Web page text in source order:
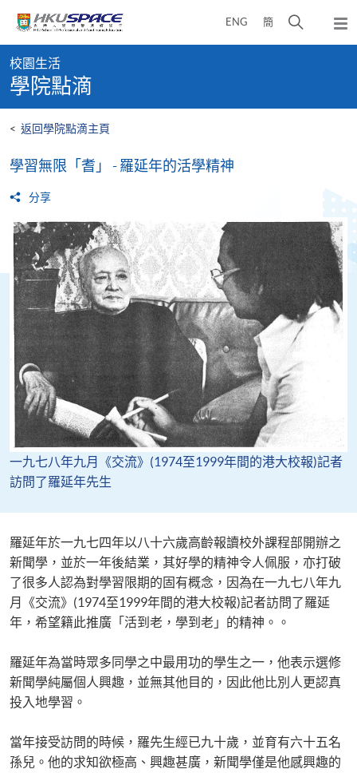
content
ENG 簡
開
彈
出
content
start
校園生活
學院點滴
< 返回學院點滴主頁
學習無限「耆」 - 羅延年的活學精神
分享
一九七八年九月《交流》(1974至1999年間的港大校報)記者
訪問了羅延年先生
羅延年於一九七四年以八十六歲高齡報讀校外課程部開辦之
新聞學，並於一年後結業，其好學的精神令人佩服，亦打破
了很多人認為對學習限期的固有概念，因為在一九七八年九
月《交流》(1974至1999年間的港大校報)記者訪問了羅延
年，希望籍此推廣「活到老，學到老」的精神。。
羅延年為當時眾多同學之中最用功的學生之一，他表示選修
新聞學純屬個人興趣，並無其他目的，因此他比別人更認真
投入地學習。
當年接受訪問的時候，羅先生經已九十歲，並育有六十五名
孫兒。他的求知欲極高、興趣甚廣，新聞學僅是他感興趣的